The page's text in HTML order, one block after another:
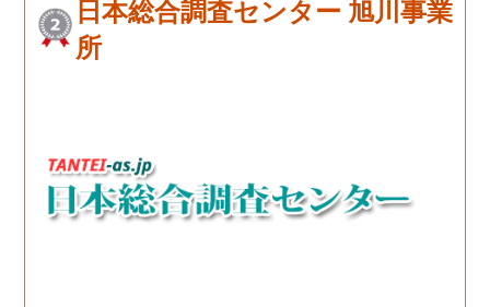
日本総合調査センター 旭川事業
所